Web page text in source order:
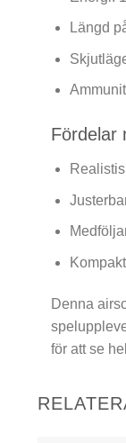
Längd
Fördelar
Denna
för att se